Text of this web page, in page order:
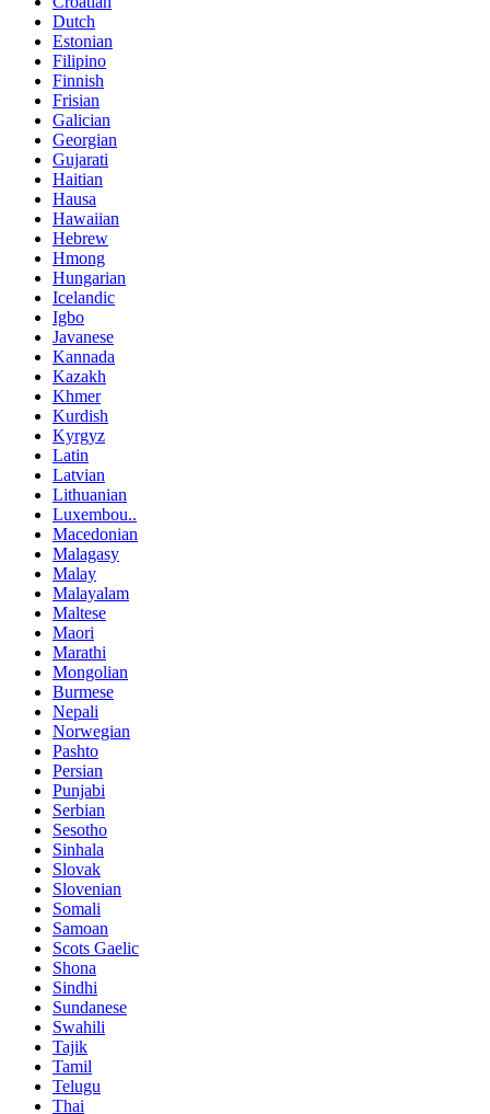
Dutch
Estonian
Filipino
Finnish
Frisian
Galician
Georgian
Gujarati
Haitian
Hausa
Hawaiian
Hebrew
Hmong
Hungarian
Icelandic
Igbo
Javanese
Kannada
Kazakh
Khmer
Kurdish
Kyrgyz
Latin
Latvian
Lithuanian
Luxembou..
Macedonian
Malagasy
Malay
Malayalam
Maltese
Maori
Marathi
Mongolian
Burmese
Nepali
Norwegian
Pashto
Persian
Punjabi
Serbian
Sesotho
Sinhala
Slovak
Slovenian
Somali
Samoan
Scots Gaelic
Shona
Sindhi
Sundanese
Swahili
Tajik
Tamil
Telugu
Thai